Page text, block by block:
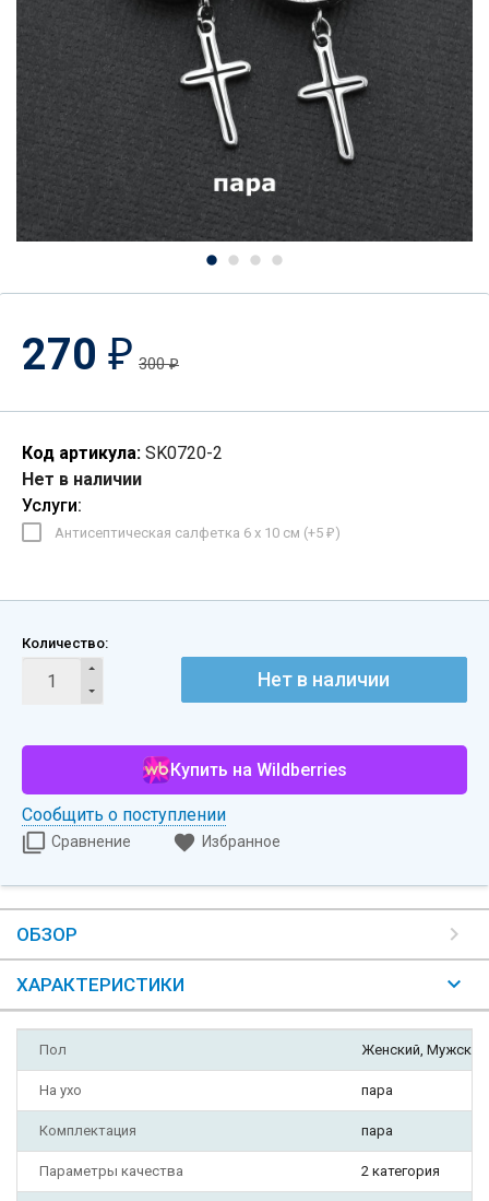
270 ₽ 300₽
Код артикула: SK0720-2
Нет в наличии
Услуги:
Антисептическая салфетка 6 х 10 см (+5 ₽ )
Количество:
Нет в наличии
Купить на Wildberries
Сообщить о поступлении
Сравнение Избранное
ОБЗОР
ХАРАКТЕРИСТИКИ
Пол Женский, Мужской
На ухо пара
Комплектация пара
Параметры качества 2 категория